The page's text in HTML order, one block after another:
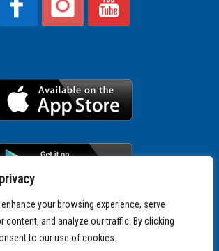
your browsing experience, serve
content, and analyze our traffic. By clicking
to our use of cookies.
© 2025 SPARTATHLON